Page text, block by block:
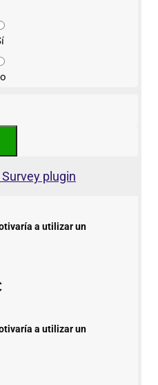
plugin
a utilizar un
a utilizar un